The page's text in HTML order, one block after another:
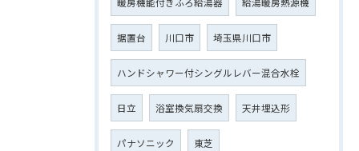
据置台 川口市 埼玉県川口市
ハンドシャワー付シングルレバー混合水栓
日立 浴室換気扇交換 天井埋込形
パナソニック 東芝